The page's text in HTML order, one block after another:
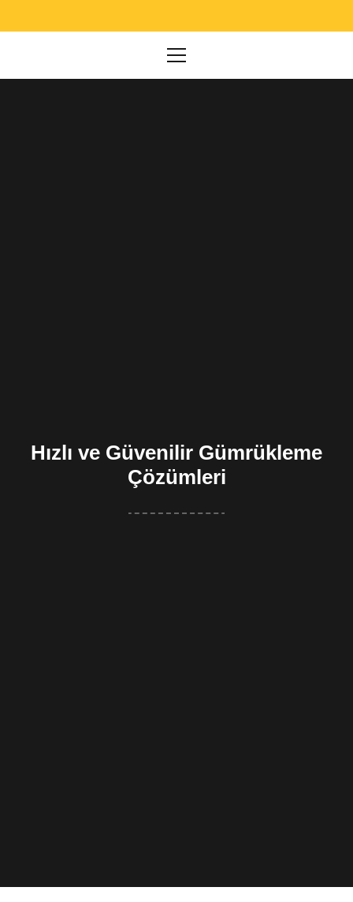
Hızlı ve Güvenilir Gümrükleme
Çözümleri